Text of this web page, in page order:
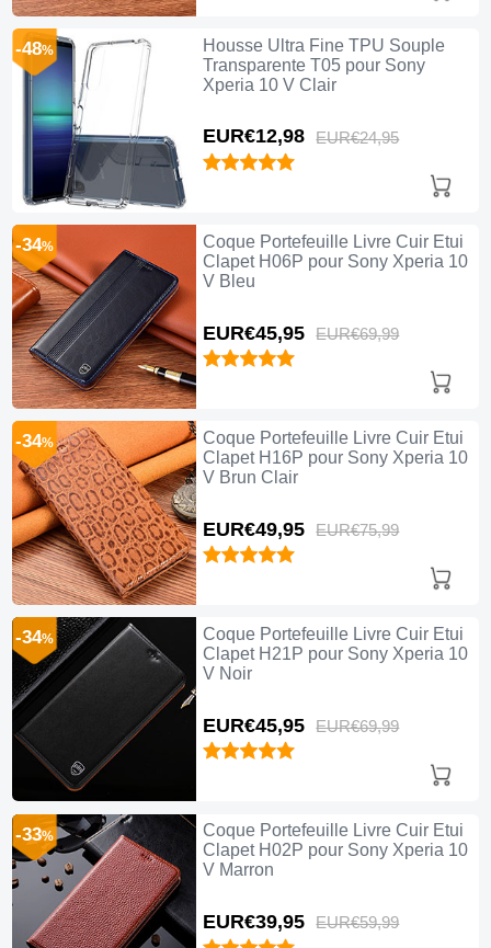
Housse Ultra Fine TPU Souple
Transparente T05 pour Sony
Xperia 10 V Clair
EUR€12,98 EUR€24,95
-48%
Coque Portefeuille Livre Cuir Etui
Clapet H06P pour Sony Xperia 10
V Bleu
EUR€45,95 EUR€69,99
-34%
Coque Portefeuille Livre Cuir Etui
Clapet H16P pour Sony Xperia 10
V Brun Clair
EUR€49,95 EUR€75,99
-34%
Coque Portefeuille Livre Cuir Etui
Clapet H21P pour Sony Xperia 10
V Noir
EUR€45,95 EUR€69,99
-34%
Coque Portefeuille Livre Cuir Etui
Clapet H02P pour Sony Xperia 10
V Marron
EUR€39,95 EUR€59,99
-33%